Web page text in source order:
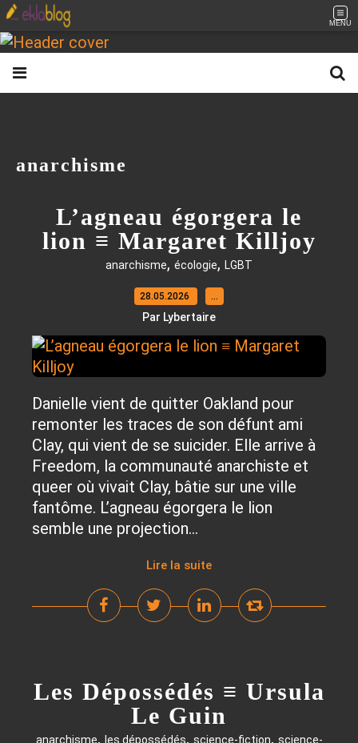
MENU
anarchisme
L’agneau égorgera le
lion ≡ Margaret Killjoy
anarchisme, écologie, LGBT
28.05.2026 …
Par Lybertaire
Danielle vient de quitter Oakland pour
remonter les traces de son défunt ami
Clay, qui vient de se suicider. Elle arrive à
Freedom, la communauté anarchiste et
queer où vivait Clay, bâtie sur une ville
fantôme. L’agneau égorgera le lion
semble une projection...
Lire la suite
Les Dépossédés ≡ Ursula
Le Guin
anarchisme, les dépossédés, science-fiction, science-